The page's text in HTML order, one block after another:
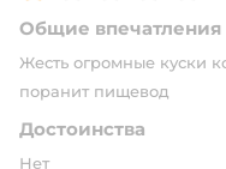
Общие впечатления
Жесть огромные куски
поранит пищевод
Достоинства
Нет